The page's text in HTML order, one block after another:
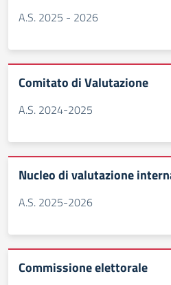
A.S. 2025 - 2026
Comitato di Valutazione
A.S. 2024-2025
Nucleo di valutazione
A.S. 2025-2026
Commissione elettorale